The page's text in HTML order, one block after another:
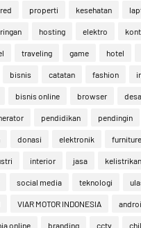
properti kesehatan
hosting elektro
traveling game hotel
bisnis catatan fashion
bisnis online browser
pendidikan pendingin
donasi elektronik furniture
interior jasa kelistrikan
social media teknologi
VIAR MOTOR INDONESIA
online branding cctv